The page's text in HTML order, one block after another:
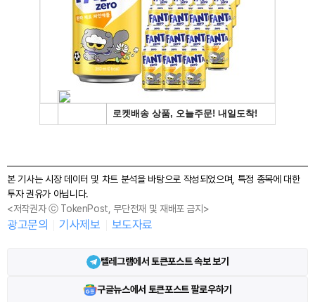
본 기사는 시장 데이터 및 차트 분석을 바탕으로 작성되었으며, 특정 종목에 대한
투자 권유가 아닙니다.
<저작권자 ⓒ TokenPost, 무단전재 및 재배포 금지>
광고문의 기사제보 보도자료
텔레그램에서 토큰포스트 속보 보기
구글뉴스에서 토큰포스트 팔로우하기